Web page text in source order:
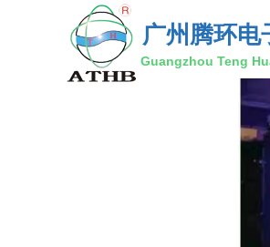
广州腾环电
Guangzhou Teng